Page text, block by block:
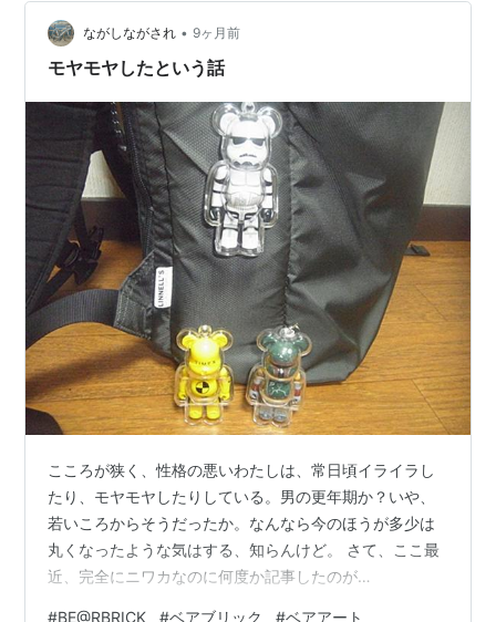
ながしながされ • 9ヶ月前
モヤモヤしたという話
こころが狭く、性格の悪いわたしは、常日頃イライラし
たり、モヤモヤしたりしている。男の更年期か？いや、
若いころからそうだったか。なんなら今のほうが多少は
丸くなったような気はする、知らんけど。 さて、ここ最
近、完全にニワカなのに何度か記事したのが
#BE@RBRICK #ベアブリック #ベアアート